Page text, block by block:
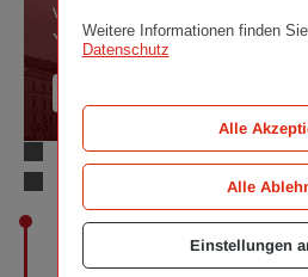
verhüllt den Ringturm mit
Your Own Hands“.
Weitere Informationen finden
Datenschutz
Einstellungen
Alle
Alle